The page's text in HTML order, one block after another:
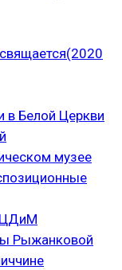
в Белой Церкви
музее
Рыжанковой